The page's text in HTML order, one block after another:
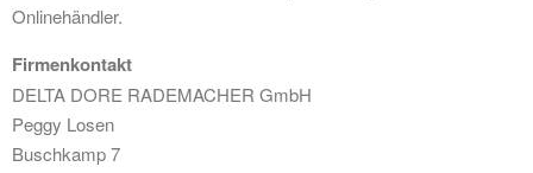
Onlinehändler.
Firmenkontakt
DELTA DORE RADEMACHER GmbH
Peggy Losen
Buschkamp 7